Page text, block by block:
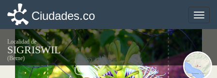
Toggle
Ciudades.co
Localidad de
SIGRISWIL
(Berne)
Toggle
Ciudades.co